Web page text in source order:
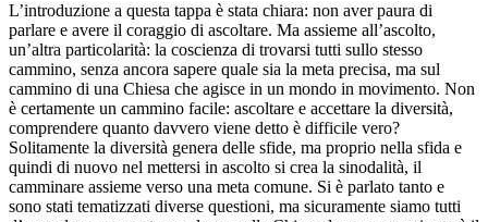
L’introduzione a questa tappa è stata chiara: non aver paura di
parlare e avere il coraggio di ascoltare. Ma assieme all’ascolto,
un’altra particolarità: la coscienza di trovarsi tutti sullo stesso
cammino, senza ancora sapere quale sia la meta precisa, ma sul
cammino di una Chiesa che agisce in un mondo in movimento. Non
è certamente un cammino facile: ascoltare e accettare la diversità,
comprendere quanto davvero viene detto è difficile vero?
Solitamente la diversità genera delle sfide, ma proprio nella sfida e
quindi di nuovo nel mettersi in ascolto si crea la sinodalità, il
camminare assieme verso una meta comune. Si è parlato tanto e
sono stati tematizzati diverse questioni, ma sicuramente siamo tutti